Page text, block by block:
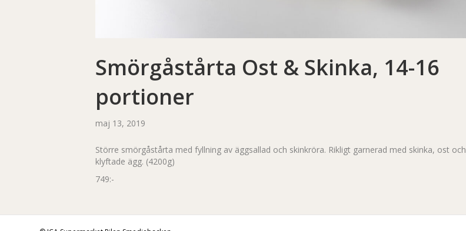
Smörgåstårta Ost & Skinka, 14-16
portioner
maj 13, 2019
Större smörgåstårta med fyllning av äggsallad och skinkröra. Rikligt garnerad med skinka, ost och
klyftade ägg. (4200g)
749:-